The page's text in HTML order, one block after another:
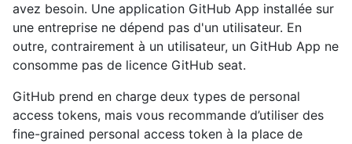
avez besoin. Une application GitHub App installée sur
une entreprise ne dépend pas d'un utilisateur. En
outre, contrairement à un utilisateur, un GitHub App ne
consomme pas de licence GitHub seat.
GitHub prend en charge deux types de personal
access tokens, mais vous recommande d’utiliser des
fine-grained personal access token à la place de